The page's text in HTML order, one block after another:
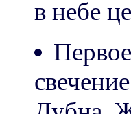
в небе